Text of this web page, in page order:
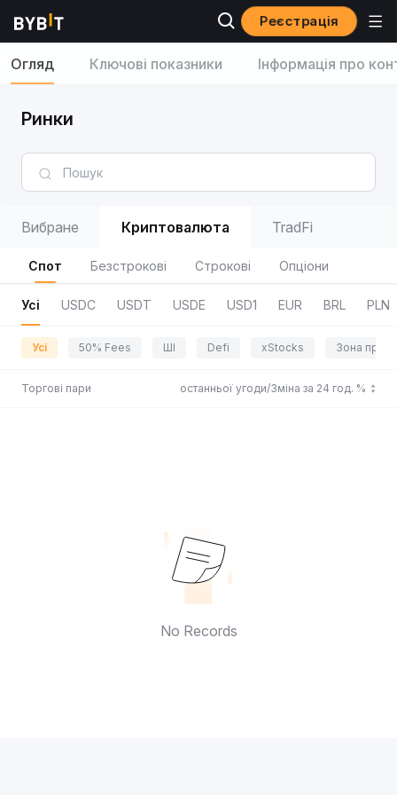
Реєстрація
Огляд Ключові показники Інформація про
Ринки
Вибране Криптовалюта TradFi
Спот Безстрокові Строкові Опціони
Усі USDC USDT USDE USD1 EUR BRL PLN
Усі 50% Fees ШІ Defi xStocks Зона
Торгові пари Ціна останньої угоди/Зміна за 24 год. %
No Records